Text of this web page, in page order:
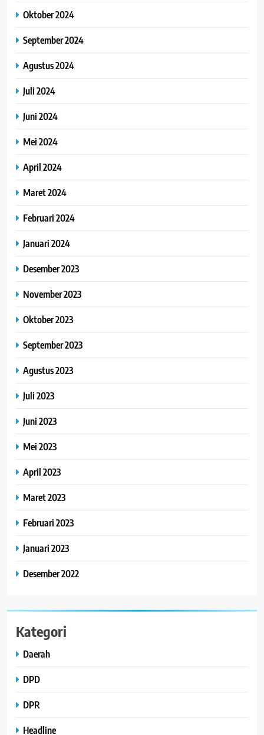
Oktober 2024
September 2024
Agustus 2024
Juli 2024
Juni 2024
Mei 2024
April 2024
Maret 2024
Februari 2024
Januari 2024
Desember 2023
November 2023
Oktober 2023
September 2023
Agustus 2023
Juli 2023
Juni 2023
Mei 2023
April 2023
Maret 2023
Februari 2023
Januari 2023
Desember 2022
Kategori
Daerah
DPD
DPR
Headline